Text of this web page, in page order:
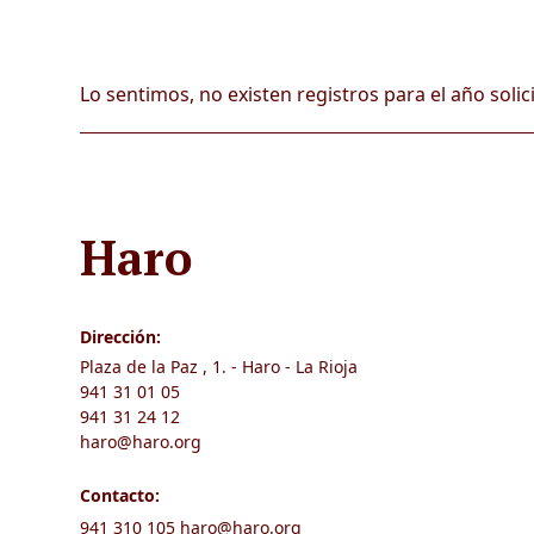
Lo sentimos, no existen registros para el año
Haro
Dirección:
Plaza de la Paz , 1. - Haro - La Rioja
941 31 01 05
941 31 24 12
haro@haro.org
Contacto:
941 310 105 haro@haro.org